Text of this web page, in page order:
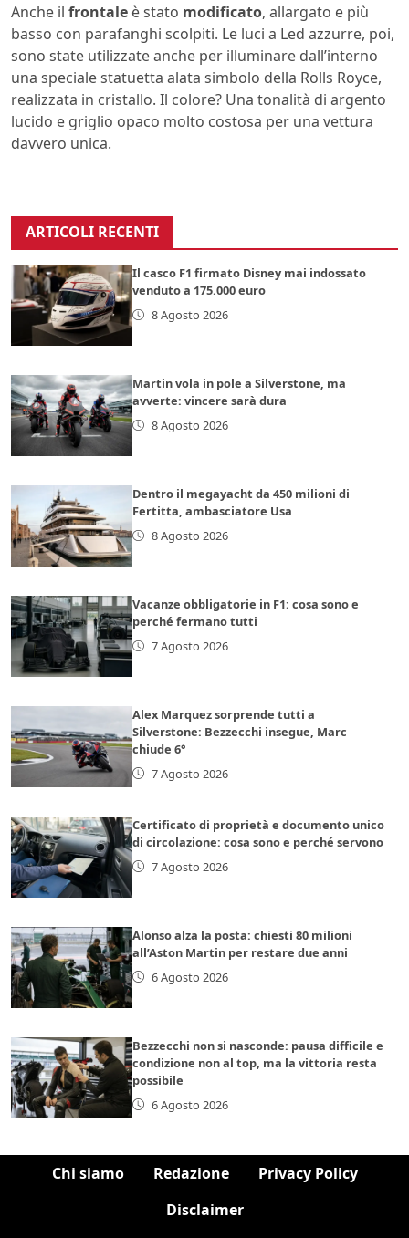
Anche il frontale è stato modificato, allargato e più
basso con parafanghi scolpiti. Le luci a Led azzurre, poi,
sono state utilizzate anche per illuminare dall’interno
una speciale statuetta alata simbolo della Rolls Royce,
realizzata in cristallo. Il colore? Una tonalità di argento
lucido e griglio opaco molto costosa per una vettura
davvero unica.
ARTICOLI RECENTI
Il casco F1 firmato Disney mai indossato
venduto a 175.000 euro
8 Agosto 2026
Martin vola in pole a Silverstone, ma
avverte: vincere sarà dura
8 Agosto 2026
Dentro il megayacht da 450 milioni di
Fertitta, ambasciatore Usa
8 Agosto 2026
Vacanze obbligatorie in F1: cosa sono e
perché fermano tutti
7 Agosto 2026
Alex Marquez sorprende tutti a
Silverstone: Bezzecchi insegue, Marc
chiude 6°
7 Agosto 2026
Certificato di proprietà e documento unico
di circolazione: cosa sono e perché servono
7 Agosto 2026
Alonso alza la posta: chiesti 80 milioni
all’Aston Martin per restare due anni
6 Agosto 2026
Bezzecchi non si nasconde: pausa difficile e
condizione non al top, ma la vittoria resta
possibile
6 Agosto 2026
Chi siamo Redazione
Privacy Policy
Disclaimer